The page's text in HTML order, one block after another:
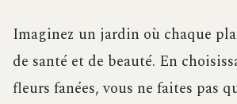
Imaginez un jardin où chaque
de santé et de beauté. En
fleurs fanées, vous ne faites pas